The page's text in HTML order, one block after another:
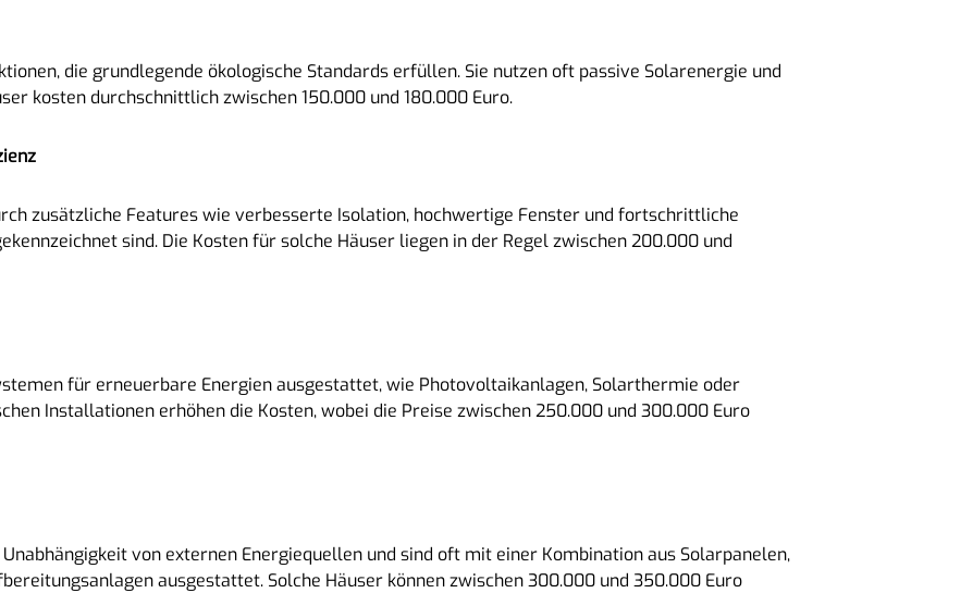
die grundlegende ökologische Standards erfüllen. Sie nutzen oft passive Solarenergie und
kosten durchschnittlich zwischen 150.000 und 180.000 Euro.
zusätzliche Features wie verbesserte Isolation, hochwertige Fenster und fortschrittliche
sind. Die Kosten für solche Häuser liegen in der Regel zwischen 200.000 und
für erneuerbare Energien ausgestattet, wie Photovoltaikanlagen, Solarthermie oder
Installationen erhöhen die Kosten, wobei die Preise zwischen 250.000 und 300.000 Euro
von externen Energiequellen und sind oft mit einer Kombination aus Solarpanelen,
ausgestattet. Solche Häuser können zwischen 300.000 und 350.000 Euro